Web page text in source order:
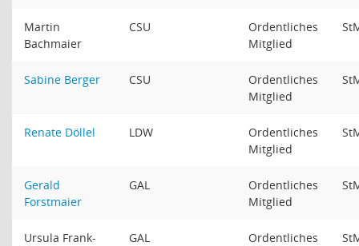
Martin
Bachmaier
CSU
Ordentliches
Mitglied
Sabine Berger CSU
Ordentliches
Mitglied
Renate Döllel LDW
Ordentliches
Mitglied
Gerald
Forstmaier
GAL
Ordentliches
Mitglied
Ursula Frank-
GAL
Ordentliches